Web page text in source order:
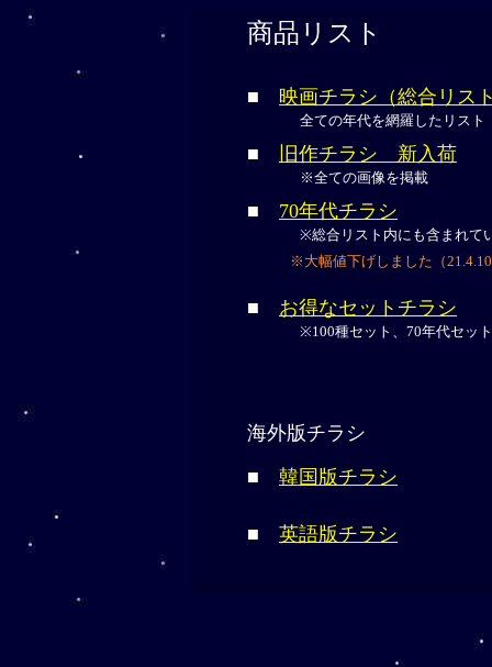
商品リスト
■ 映画チラシ（総合リス
全ての年代を網羅したリスト
■ 旧作チラシ 新入荷
※全ての画像を掲載
■ 70年代チラシ
※総合リスト内にも含まれて
※大幅値下げしました（21.4.10
■ お得なセットチラシ
※100種セット、70年代セッ
海外版チラシ
■ 韓国版チラシ
■ 英語版チラシ